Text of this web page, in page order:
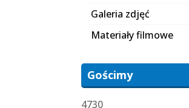
Galeria zdjęć
Materiały filmowe
Gościmy
4730